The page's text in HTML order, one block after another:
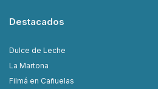
Destacados
Dulce de Leche
La Martona
Filmá en Cañuelas